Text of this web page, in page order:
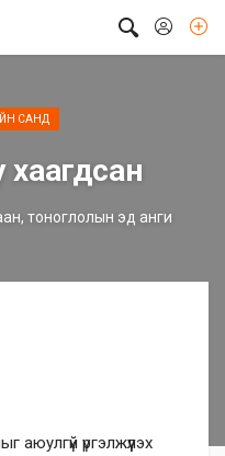
САНД
хаагдсан
тоноглолын эд анги
үргэлжүүлэх